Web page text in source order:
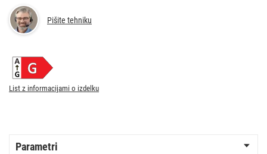
Pišite tehniku
List z informacijami o izdelku
Parametri